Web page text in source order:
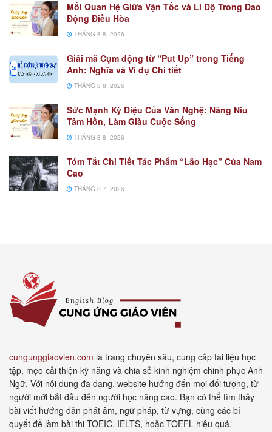
Mối Quan Hệ Giữa Vận Tốc và Li Độ Trong Dao
Động Điều Hòa
THÁNG 8 8, 2026
Giải mã Cụm động từ “Put Up” trong Tiếng
Anh: Nghĩa và Ví dụ Chi tiết
THÁNG 8 8, 2026
Sức Mạnh Kỳ Diệu Của Văn Nghệ: Nâng Niu
Tâm Hồn, Làm Giàu Cuộc Sống
THÁNG 8 8, 2026
Tóm Tắt Chi Tiết Tác Phẩm “Lão Hạc” Của Nam
Cao
THÁNG 8 7, 2026
cungunggiaovien.com là trang chuyên sâu, cung cấp tài liệu học
tập, mẹo cải thiện kỹ năng và chia sẻ kinh nghiệm chinh phục Anh
Ngữ. Với nội dung đa dạng, website hướng đến mọi đối tượng, từ
người mới bắt đầu đến người học nâng cao. Bạn có thể tìm thấy
bài viết hướng dẫn phát âm, ngữ pháp, từ vựng, cùng các bí
quyết để làm bài thi TOEIC, IELTS, hoặc TOEFL hiệu quả.